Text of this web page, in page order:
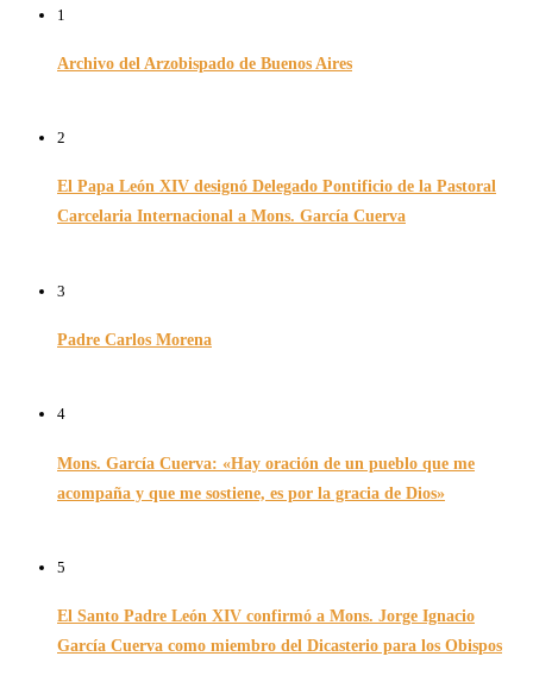
1
Archivo del Arzobispado de Buenos Aires
2
El Papa León XIV designó Delegado Pontificio de la Pastoral
Carcelaria Internacional a Mons. García Cuerva
3
Padre Carlos Morena
4
Mons. García Cuerva: «Hay oración de un pueblo que me
acompaña y que me sostiene, es por la gracia de Dios»
5
El Santo Padre León XIV confirmó a Mons. Jorge Ignacio
García Cuerva como miembro del Dicasterio para los Obispos